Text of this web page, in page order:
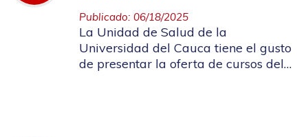
Publicado: 06/18/2025
La Unidad de Salud de la
Universidad del Cauca tiene el gusto
de presentar la oferta de cursos del